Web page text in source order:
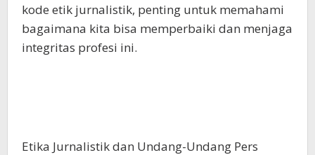
kode etik jurnalistik, penting untuk memahami
bagaimana kita bisa memperbaiki dan menjaga
integritas profesi ini.
Etika Jurnalistik dan Undang-Undang Pers